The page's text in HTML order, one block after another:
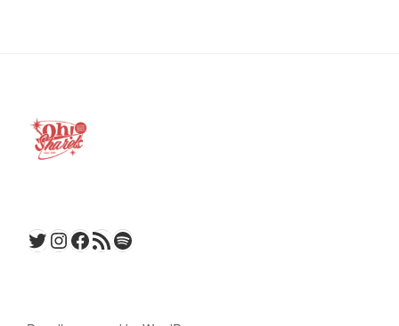
Twitter
Instagram
Facebook
RSS フィードSpotify